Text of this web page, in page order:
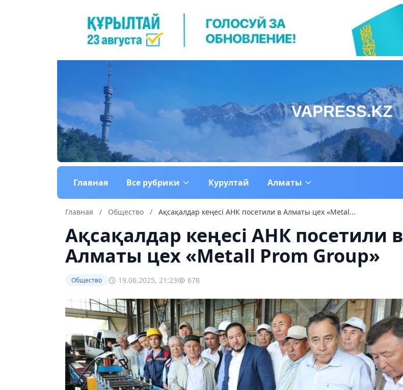
Главная Все рубрики Курултай Алматы
Главная / Общество / Ақсақалдар кеңесі АНК посетили в Алматы цех «Metal...
Ақсақалдар кеңесі АНК посетили в
Алматы цех «Metall Prom Group»
Общество 19.06.2025, 21:23 678